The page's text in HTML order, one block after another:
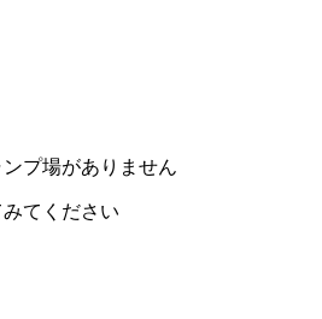
プ場がありません
てください